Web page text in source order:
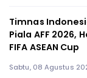
Timnas
Piala AFF 2026,
FIFA ASEAN Cup
Sabtu, 08 Agustus